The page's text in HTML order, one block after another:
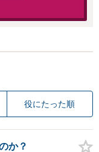
役にたった順
か？